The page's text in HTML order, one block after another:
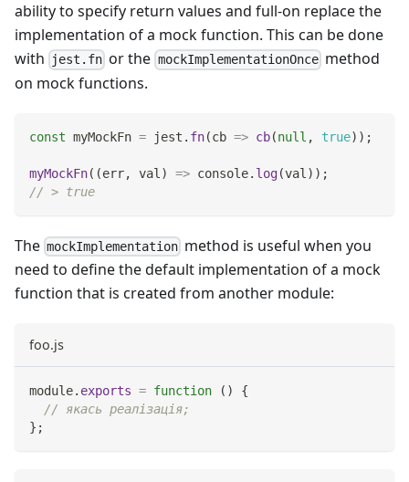
ability to specify return values and full-on replace the
implementation of a mock function. This can be done
with
jest.fn or the mockImplementationOncemethod
on mock functions.
const myMockFn = jest . fn(cb => cb(null , true) ) ;
myMockFn( (err, val ) => console. log(val ) ) ;
// > true
The mockImplementation method is useful when you
need to define the default implementation of a mock
function that is created from another module:
foo.js
module. exports = function ( )
{
// якась реалізація;
} ;